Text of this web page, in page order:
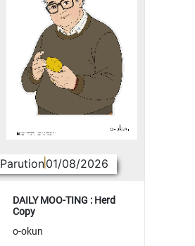
Parution01/08/2026
DAILY MOO-TING : Herd
Copy
o-okun